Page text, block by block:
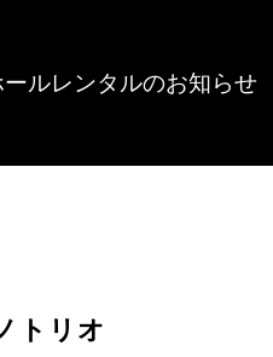
ールレンタルのお知らせ
トリオ